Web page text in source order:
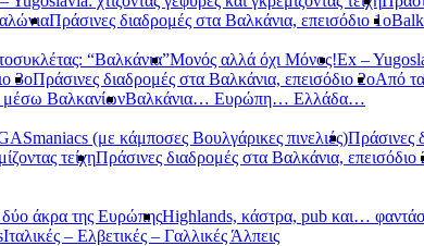
Πράσινες διαδρομές στα Βαλκάνια, επεισόδιο 1ο
“Βαλκάνια”Μονός αλλά όχι Μόνος!Ex –
3οΠράσινες διαδρομές στα Βαλκάνια, επεισόδιο 2οΑπό
μέσω ΒαλκανίωνΒαλκάνια… Ευρώπη… Ελλάδα…
(με κάμποσες Βουλγάρικες πινελιές)Πράσινες
τείχηΠράσινες διαδρομές στα Βαλκάνια, επεισόδιο
δύο άκρα της ΕυρώπηςHighlands, κάστρα, pub και…
Ιταλικές – Ελβετικές – Γαλλικές Άλπεις